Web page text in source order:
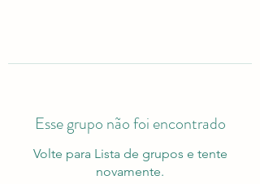
Esse grupo não foi encontrado
Volte para Lista de grupos e tente
novamente.